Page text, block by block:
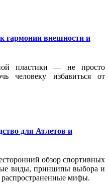
гармонии внешности и
пластики — не просто
человеку избавиться от
для Атлетов и
обзор спортивных
виды, принципы выбора и
распространенные мифы.